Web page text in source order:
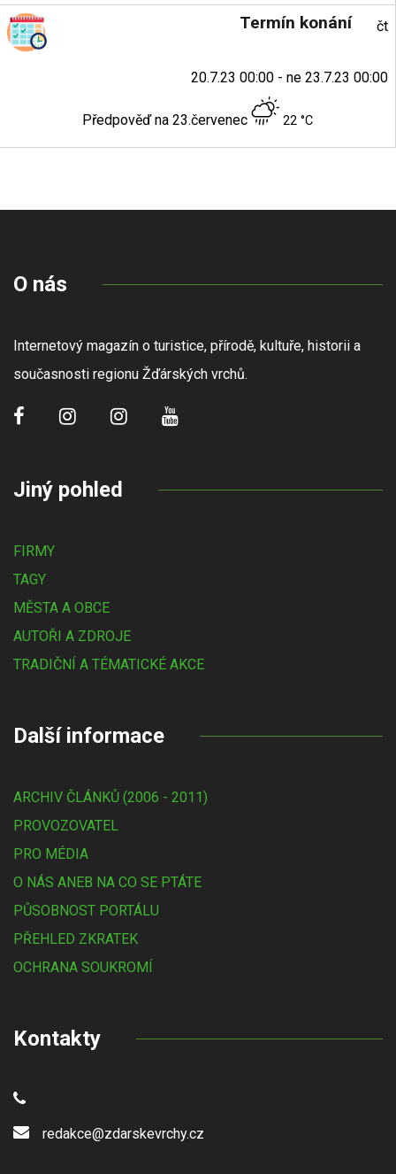
Termín konání čt
20.7.23 00:00 - ne 23.7.23 00:00
Předpověď na 23.červenec 22 °C
O nás
Internetový magazín o turistice, přírodě, kultuře, historii a
současnosti regionu Žďárských vrchů.
Jiný pohled
FIRMY
TAGY
MĚSTA A OBCE
AUTOŘI A ZDROJE
TRADIČNÍ A TÉMATICKÉ AKCE
Další informace
ARCHIV ČLÁNKŮ (2006 - 2011)
PROVOZOVATEL
PRO MÉDIA
O NÁS ANEB NA CO SE PTÁTE
PŮSOBNOST PORTÁLU
PŘEHLED ZKRATEK
OCHRANA SOUKROMÍ
Kontakty
redakce@zdarskevrchy.cz